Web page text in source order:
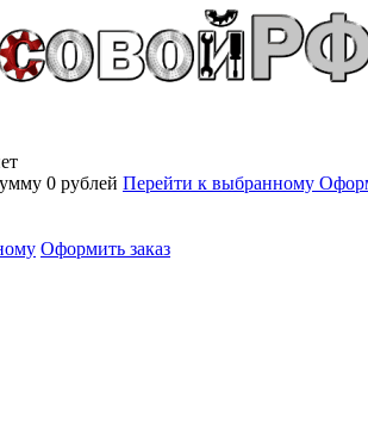
0 рублей Перейти к выбранному
Оформить заказ